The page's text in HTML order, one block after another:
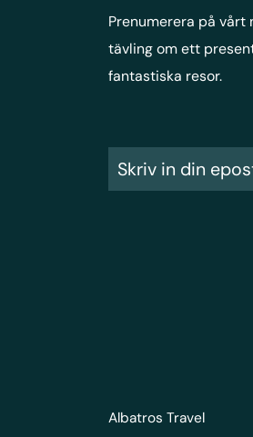
Prenumerera på
tävling om ett
fantastiska resor.
Albatros Travel